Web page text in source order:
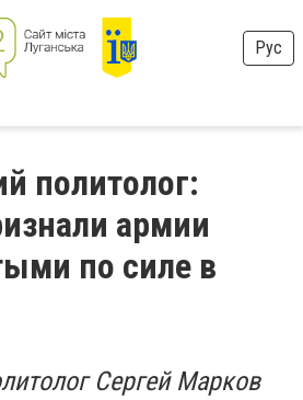
Рус
политолог:
армии
по силе в
Сергей Марков